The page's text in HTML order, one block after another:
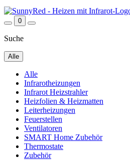
0
Suche
Alle
Alle
Infrarotheizungen
Infrarot Heizstrahler
Heizfolien & Heizmatten
Leiterheizungen
Feuerstellen
Ventilatoren
SMART Home Zubehör
Thermostate
Zubehör